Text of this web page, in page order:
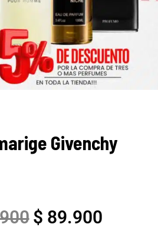
Givenchy
Original
$ 89.900Current